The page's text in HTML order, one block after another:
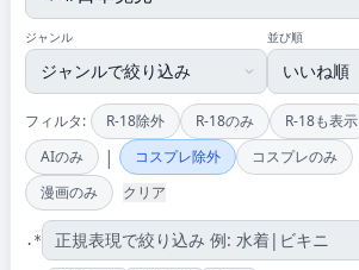
ジャンル 並び順
フィルタ: R-18除外 R-18のみ R-18も表示
AIのみ
| コスプレ除外 コスプレのみ
漫画のみ
クリア
.*